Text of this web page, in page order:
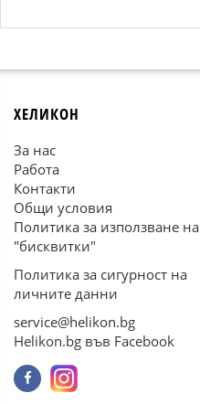
ХЕЛИКОН
За нас
Работа
Контакти
Общи условия
Политика за използване на
"бисквитки"
Политика за сигурност на
личните данни
service@helikon.bg
Helikon.bg във Facebook